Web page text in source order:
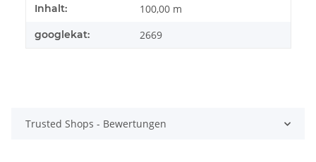
Produkteigenschaft
Wert
Inhalt: 100,00 m
googlekat: 2669
Trusted Shops - Bewertungen